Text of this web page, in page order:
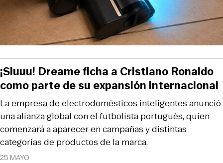
25 MAYO
La empresa de electrodomésticos inteligentes anunció
una alianza global con el futbolista portugués, quien
comenzará a aparecer en campañas y distintas
categorías de productos de la marca.
¡Siuuu! Dreame ficha a Cristiano Ronaldo
como parte de su expansión internacional